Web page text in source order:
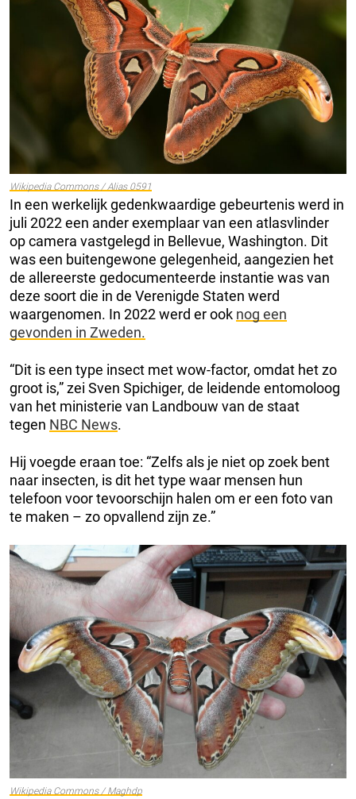
Wikipedia Commons / Alias ​​0591
In een werkelijk gedenkwaardige gebeurtenis werd in
juli 2022 een ander exemplaar van een atlasvlinder
op camera vastgelegd in Bellevue, Washington. Dit
was een buitengewone gelegenheid, aangezien het
de allereerste gedocumenteerde instantie was van
deze soort die in de Verenigde Staten werd
waargenomen. In 2022 werd er ook nog een
gevonden in Zweden.
“Dit is een type insect met wow-factor, omdat het zo
groot is,” zei Sven Spichiger, de leidende entomoloog
van het ministerie van Landbouw van de staat
tegen NBC News.
Hij voegde eraan toe: “Zelfs als je niet op zoek bent
naar insecten, is dit het type waar mensen hun
telefoon voor tevoorschijn halen om er een foto van
te maken – zo opvallend zijn ze.”
Wikipedia Commons / Maghdp